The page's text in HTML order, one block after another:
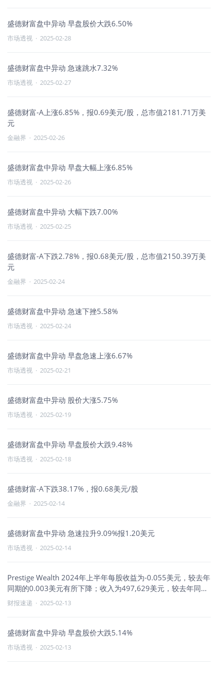
盛德财富盘中异动 早盘股价大跌6.50%
市场透视 · 2025-02-28
盛德财富盘中异动 急速跳水7.32%
市场透视 · 2025-02-27
盛德财富-A上涨6.85%，报0.69美元/股，总市值2181.71万美
元
金融界 · 2025-02-26
盛德财富盘中异动 早盘大幅上涨6.85%
市场透视 · 2025-02-26
盛德财富盘中异动 大幅下跌7.00%
市场透视 · 2025-02-25
盛德财富-A下跌2.78%，报0.68美元/股，总市值2150.39万美
元
金融界 · 2025-02-24
盛德财富盘中异动 急速下挫5.58%
市场透视 · 2025-02-24
盛德财富盘中异动 早盘急速上涨6.67%
市场透视 · 2025-02-21
盛德财富盘中异动 股价大涨5.75%
市场透视 · 2025-02-19
盛德财富盘中异动 早盘股价大跌9.48%
市场透视 · 2025-02-18
盛德财富-A下跌38.17%，报0.68美元/股
金融界 · 2025-02-14
盛德财富盘中异动 急速拉升9.09%报1.20美元
市场透视 · 2025-02-14
Prestige Wealth 2024年上半年每股收益为-0.055美元，较去年
同期的0.003美元有所下降；收入为497,629美元，较去年同期
的312,964美元有所上升
财报速递 · 2025-02-13
盛德财富盘中异动 早盘股价大跌5.14%
市场透视 · 2025-02-13